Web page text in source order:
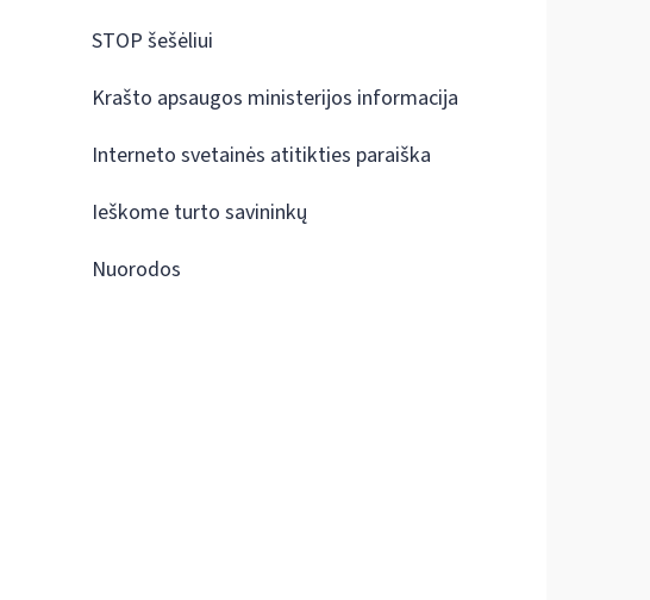
STOP šešėliui
Krašto apsaugos ministerijos informacija
Interneto svetainės atitikties paraiška
Ieškome turto savininkų
Nuorodos